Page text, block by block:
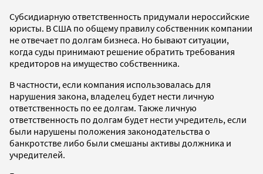
Субсидиарную ответственность придумали нероссийские
юристы. В США по общему правилу собственник компании
не отвечает по долгам бизнеса. Но бывают ситуации,
когда суды принимают решение обратить требования
кредиторов на имущество собственника.
В частности, если компания использовалась для
нарушения закона, владелец будет нести личную
ответственность по ее долгам. Также личную
ответственность по долгам будет нести учредитель, если
были нарушены положения законодательства о
банкротстве либо были смешаны активы должника и
учредителей.